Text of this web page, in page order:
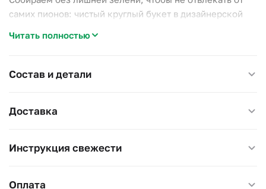
самих пионов: чистый круглый букет в дизайнерской
– Раскрывается на глазах:
редкость для магазинных пионов;
подарок любимой женщине в пионовый сезон без
Читать полностью
Состав и детали
Доставка
Инструкция свежести
Оплата